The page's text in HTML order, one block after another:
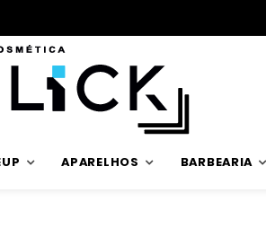
APARELHOS BARBEARIA